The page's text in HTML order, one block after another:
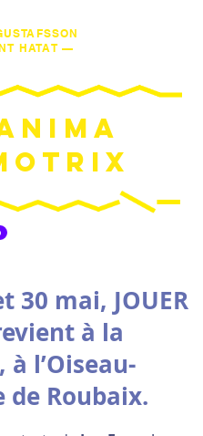
HATAT —
30 mai, JOUER
à la
l’Oiseau-
de Roubaix.
étoiles sur 5.